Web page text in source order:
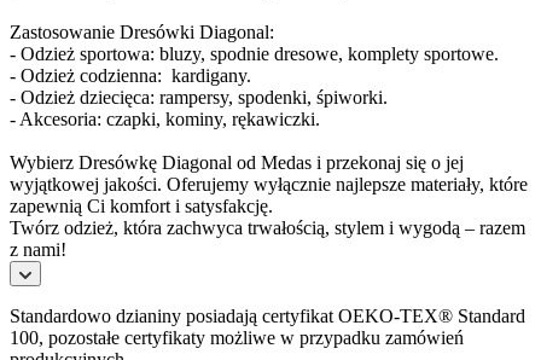
Zastosowanie Dresówki Diagonal:
- Odzież sportowa: bluzy, spodnie dresowe, komplety sportowe.
- Odzież codzienna: kardigany.
- Odzież dziecięca: rampersy, spodenki, śpiworki.
- Akcesoria: czapki, kominy, rękawiczki.
Wybierz Dresówkę Diagonal od Medas i przekonaj się o jej
wyjątkowej jakości. Oferujemy wyłącznie najlepsze materiały, które
zapewnią Ci komfort i satysfakcję.
Twórz odzież, która zachwyca trwałością, stylem i wygodą – razem
z nami!
Standardowo dzianiny posiadają certyfikat OEKO-TEX® Standard
100, pozostałe certyfikaty możliwe w przypadku zamówień